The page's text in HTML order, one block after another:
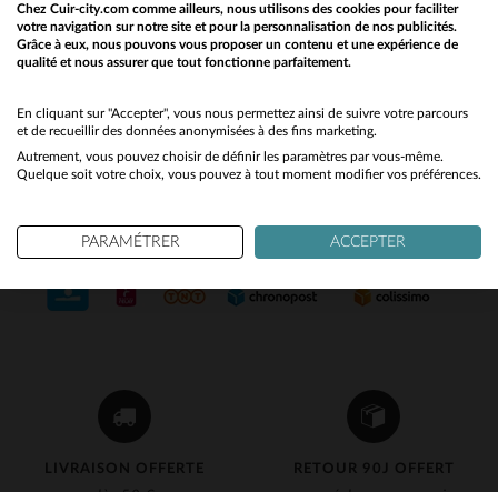
LIVRAISON OFFERTE
RETOUR 90J OFFERT
Nos conseillers sont à votre écoute
au03 59 08 80 80ou àcontact@cuir-city.com
du lundi au vendredi de 10h à 12h30
Would you like to be redirected to our English site?
No
Yes
Chez Cuir-city.com comme ailleurs, nous utilisons des cookies pour faciliter
votre navigation sur notre site et pour la personnalisation de nos publicités.
Grâce à eux, nous pouvons vous proposer un contenu et une expérience de
qualité et nous assurer que tout fonctionne parfaitement.
En cliquant sur "Accepter", vous nous permettez ainsi de suivre votre parcours
et de recueillir des données anonymisées à des fins marketing.
Autrement, vous pouvez choisir de définir les paramètres par vous-même.
Quelque soit votre choix, vous pouvez à tout moment modifier vos préférences.
PARAMÉTRER ACCEPTER